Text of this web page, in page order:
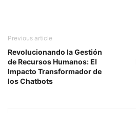
Previous article
Revolucionando la Gestión
de Recursos Humanos: El
Impacto Transformador de
los Chatbots